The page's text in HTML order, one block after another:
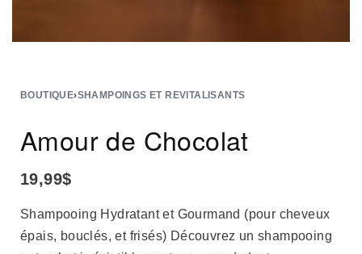
BOUTIQUE›SHAMPOINGS ET REVITALISANTS
Amour de Chocolat
19,99$
Shampooing Hydratant et Gourmand (pour cheveux
épais, bouclés, et frisés) Découvrez un shampooing